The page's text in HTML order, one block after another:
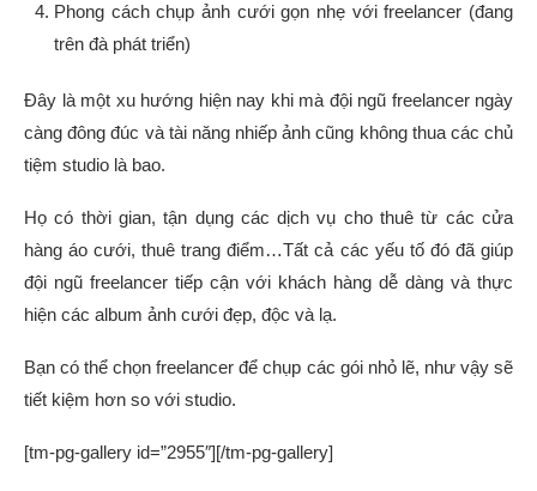
Phong cách chụp ảnh cưới gọn nhẹ với freelancer (đang
trên đà phát triển)
Đây là một xu hướng hiện nay khi mà đội ngũ freelancer ngày
càng đông đúc và tài năng nhiếp ảnh cũng không thua các chủ
tiệm studio là bao.
Họ có thời gian, tận dụng các dịch vụ cho thuê từ các cửa
hàng áo cưới, thuê trang điểm…Tất cả các yếu tố đó đã giúp
đội ngũ freelancer tiếp cận với khách hàng dễ dàng và thực
hiện các album ảnh cưới đẹp, độc và lạ.
Bạn có thể chọn freelancer để chụp các gói nhỏ lẽ, như vậy sẽ
tiết kiệm hơn so với studio.
[tm-pg-gallery id=”2955″][/tm-pg-gallery]